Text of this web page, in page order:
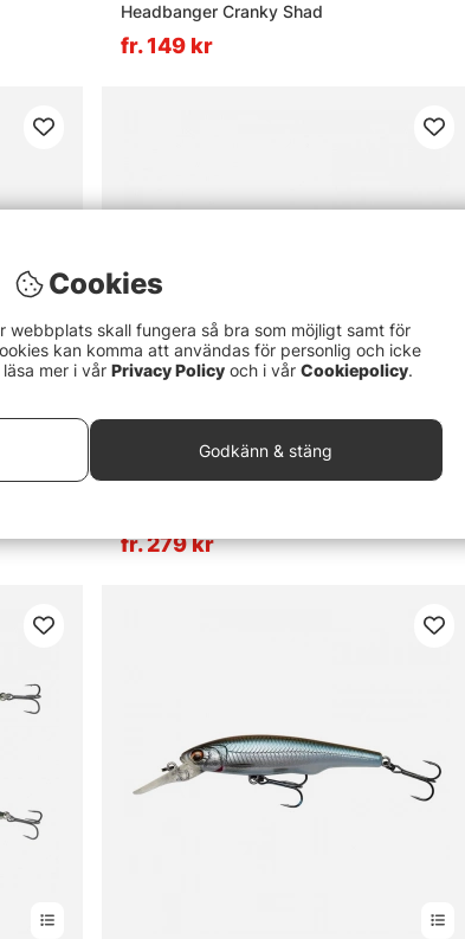
Headbanger Cranky Shad
fr. 149 kr
Betyg: (4)5.0 utav 5 stjärnor
fr. 279 kr
Cookies
webbplats skall fungera så bra som möjligt samt för
kan komma att användas för personlig och icke
mer i vår Privacy Policy och i vår Cookiepolicy.
Godkänn & stäng